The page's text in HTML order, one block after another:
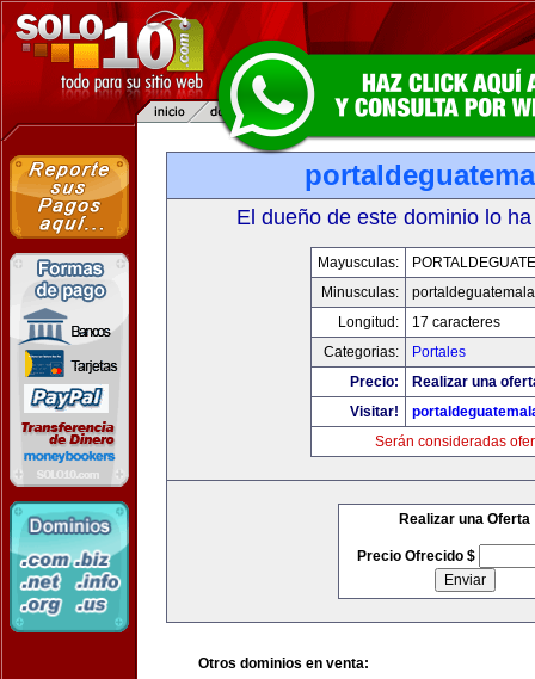
El dueño de este dominio lo
Mayusculas:
Minusculas:
Longitud:
17 caracteres
Categorias:
Portales
Precio:
Realizar una
Visitar!
Serán consideradas
Realizar una Oferta
Precio Ofrecido $
Otros dominios en venta: